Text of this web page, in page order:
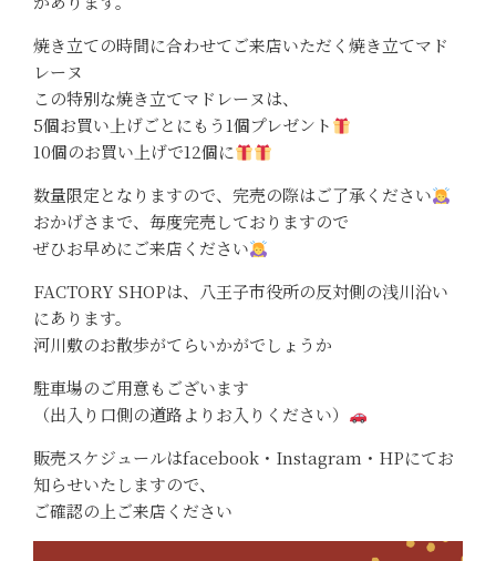
焼き立ての時間に合わせてご来店いただく焼き立てマド
レーヌ
この特別な焼き立てマドレーヌは、
5個お買い上げごとにもう1個プレゼント
10個のお買い上げで12個に
数量限定となりますので、完売の際はご了承ください
おかげさまで、毎度完売しておりますので
ぜひお早めにご来店ください
FACTORY SHOPは、八王子市役所の反対側の浅川沿い
にあります。
河川敷のお散歩がてらいかがでしょうか
駐車場のご用意もございます
（出入り口側の道路よりお入りください）
販売スケジュールはfacebook・Instagram・HPにてお
知らせいたしますので、
ご確認の上ご来店ください